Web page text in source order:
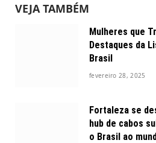
VEJA TAMBÉM
Mulheres que
Destaques da
Brasil
fevereiro 28, 2025
Fortaleza se
hub de cabos
o Brasil ao